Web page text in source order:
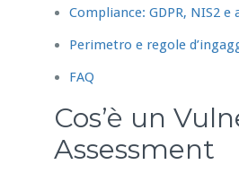
Compliance: GDPR, NIS2 e
Perimetro e regole
FAQ
Cos’è un
Assessment